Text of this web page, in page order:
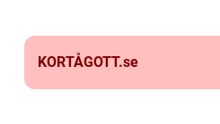
KORTÅGOTT.se